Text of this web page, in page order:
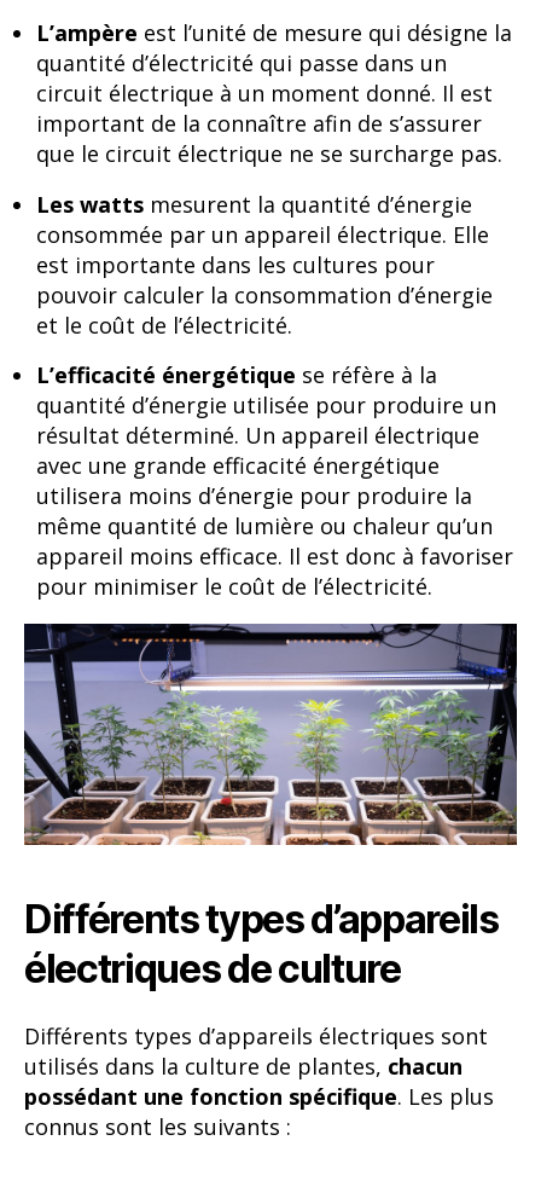
L’ampère est l’unité de mesure qui désigne la
quantité d’électricité qui passe dans un
circuit électrique à un moment donné. Il est
important de la connaître afin de s’assurer
que le circuit électrique ne se surcharge pas.
Les watts mesurent la quantité d’énergie
consommée par un appareil électrique. Elle
est importante dans les cultures pour
pouvoir calculer la consommation d’énergie
et le coût de l’électricité.
L’efficacité énergétique se réfère à la
quantité d’énergie utilisée pour produire un
résultat déterminé. Un appareil électrique
avec une grande efficacité énergétique
utilisera moins d’énergie pour produire la
même quantité de lumière ou chaleur qu’un
appareil moins efficace. Il est donc à favoriser
pour minimiser le coût de l’électricité.
Différents types d’appareils
électriques de culture
Différents types d’appareils électriques sont
utilisés dans la culture de plantes, chacun
possédant une fonction spécifique. Les plus
connus sont les suivants :